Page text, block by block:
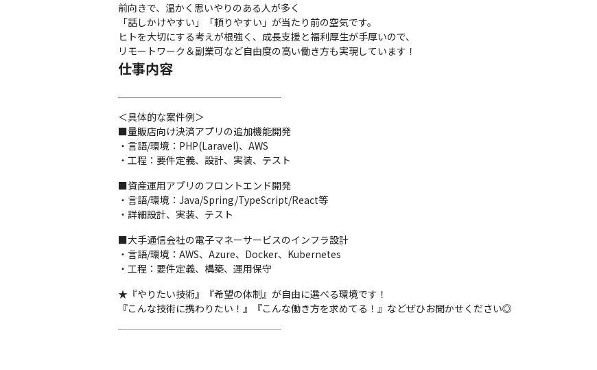
前向きで、温かく思いやりのある人が多く
「話しかけやすい」「頼りやすい」が当たり前の空気です。
ヒトを大切にする考えが根強く、成長支援と福利厚生が手厚いので、
リモートワーク＆副業可など自由度の高い働き方も実現しています！
仕事内容
￣￣￣￣￣￣￣￣￣￣￣￣￣￣￣￣￣
＜具体的な案件例＞
■量販店向け決済アプリの追加機能開発
・言語/環境：PHP(Laravel)、AWS
・工程：要件定義、設計、実装、テスト
■資産運用アプリのフロントエンド開発
・言語/環境：Java/Spring/TypeScript/React等
・詳細設計、実装、テスト
■大手通信会社の電子マネーサービスのインフラ設計
・言語/環境：AWS、Azure、Docker、Kubernetes
・工程：要件定義、構築、運用保守
★『やりたい技術』『希望の体制』が自由に選べる環境です！
『こんな技術に携わりたい！』『こんな働き方を求めてる！』などぜひお聞かせください◎
￣￣￣￣￣￣￣￣￣￣￣￣￣￣￣￣￣